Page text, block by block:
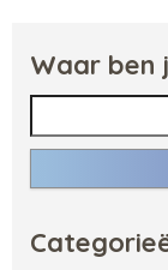
Waar ben
Zoeken naar: